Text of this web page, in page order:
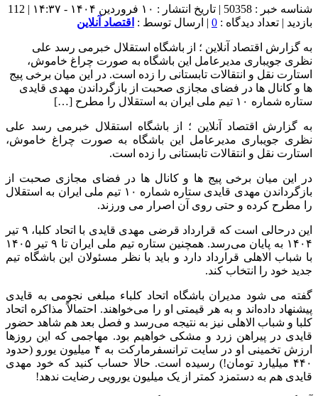
شناسه خبر : 50358 | تاریخ انتشار : ۱۰ فروردین ۱۴۰۴ - ۱۴:۳۷ | 112
بازدید | تعداد دیدگاه : 0 | ارسال توسط : اقتصاد آنلاین
به گزارش اقتصاد آنلاین ؛ از باشگاه استقلال خبرمی رسد علی
نظری جویباری مدیرعامل این باشگاه به صورت چراغ خاموش،
استارت نقل و انتقالات تابستانی را زده است. در این میان برخی پیج
ها و کانال ها در فضای مجازی صحبت از بازگرداندن مهدی قایدی
ستاره شماره ۱۰ تیم ملی ایران به استقلال را مطرح […]
به گزارش اقتصاد آنلاین ؛ از باشگاه استقلال خبرمی رسد علی
نظری جویباری مدیرعامل این باشگاه به صورت چراغ خاموش،
استارت نقل و انتقالات تابستانی را زده است.
در این میان برخی پیج ها و کانال ها در فضای مجازی صحبت از
بازگرداندن مهدی قایدی ستاره شماره ۱۰ تیم ملی ایران به استقلال
را مطرح کرده و حتی روی آن اصرار می ورزند.
این درحالی است که قرارداد قرضی مهدی قایدی با اتحاد کلبا، ۹ تیر
۱۴۰۴ به پایان می‌رسد. همچنین ستاره تیم ملی ایران تا ۹ تیر ۱۴۰۵
با شباب الاهلی قرارداد دارد و باید با نظر مسئولان این باشگاه تیم
جدید خود را انتخاب کند.
گفته می شود مدیران باشگاه اتحاد کلباء مبلغی نجومی به قایدی
پیشنهاد داده‌اند و به هر قیمتی او را می‌خواهند. احتمالاً مذاکره اتحاد
کلبا و شباب الاهلی نیز به نتیجه می‌رسد و فصل بعد هم شاهد حضور
قایدی در پیراهن زرد و مشکی خواهیم بود. مهاجمی که این روزها
ارزش تخمینی او در سایت ترانسفرمارکت به ۴ میلیون یورو (حدود
۴۴۰ میلیارد تومان!) رسیده است. حالا حساب کنید که خود مهدی
قایدی هم به دستمزد کمتر از یک میلیون یورویی رضایت ندهد!